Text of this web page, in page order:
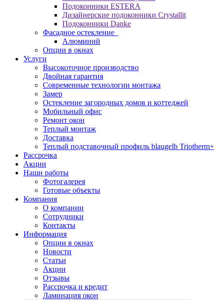
Подоконники ESTERA
Дизайнерские подоконники Crystallit
Подоконники Danke
Фасадное остекление
Алюминий
Опции в окнах
Услуги
Высокоточное производство
Двойная гарантия
Современные технологии монтажа
Замер
Остекление загородных домов и коттеджей
Мобильный офис
Ремонт окон
Теплый монтаж
Доставка
Теплый подставочный профиль blaugelb Triotherm+
Рассрочка
Акции
Наши работы
Фотогалерея
Готовые объекты
Компания
О компании
Сотрудники
Контакты
Информация
Опции в окнах
Новости
Статьи
Акции
Отзывы
Рассрочка и кредит
Ламинация окон